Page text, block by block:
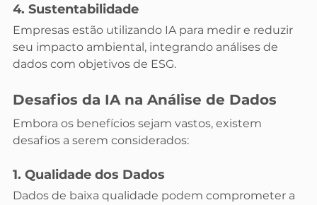
4. Sustentabilidade
Empresas estão utilizando IA para medir e reduzir
seu impacto ambiental, integrando análises de
dados com objetivos de ESG.
Desafios da IA na Análise de Dados
Embora os benefícios sejam vastos, existem
desafios a serem considerados:
1. Qualidade dos Dados
Dados de baixa qualidade podem comprometer a